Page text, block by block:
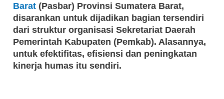
Barat (Pasbar) Provinsi Sumatera Barat,
disarankan untuk dijadikan bagian tersendiri
dari struktur organisasi Sekretariat Daerah
Pemerintah Kabupaten (Pemkab). Alasannya,
untuk efektifitas, efisiensi dan peningkatan
kinerja humas itu sendiri.